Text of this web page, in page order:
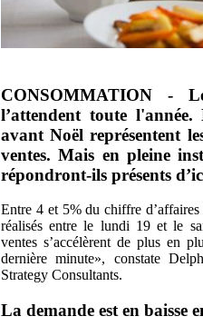
CONSOMMATION -
l’attendent toute
avant Noël représentent
ventes. Mais en pleine
répondront-ils présents
Entre 4 et 5% du chiffre
réalisés entre le lundi 19 et le
ventes s’accélèrent de plus en
dernière minute», constate
Strategy Consultants.
La demande est en baisse